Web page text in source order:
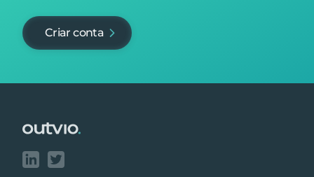
Criar conta